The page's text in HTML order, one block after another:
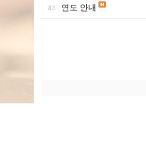
83 연도 안내